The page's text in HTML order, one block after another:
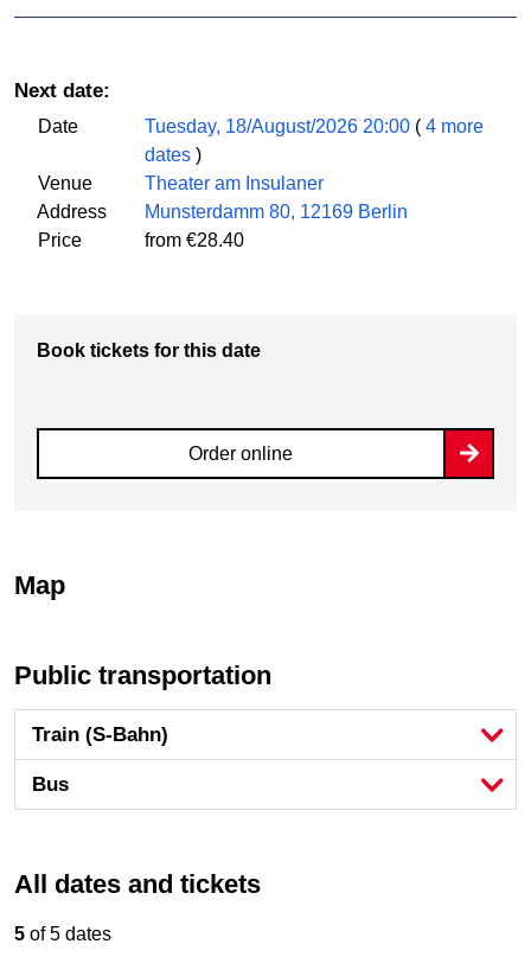
Next date:
Date Tuesday, 18/August/2026 20:00 ( 4 more
dates )
Venue
Theater am Insulaner
Address
Munsterdamm 80, 12169 Berlin
Price
from €28.40
Book tickets for this date
Order online
Map
Public transportation
Train (S-Bahn)
Bus
All dates and tickets
5 of 5 dates